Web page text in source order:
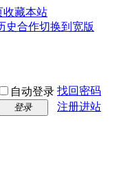
收藏本站
史合作切换到宽版
自动登录 找回密码
登录
注册进站